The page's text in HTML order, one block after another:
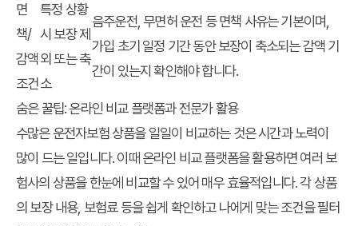
면
책/
감액
조건
특정 상황
시 보장 제
외 또는 축
소
음주운전, 무면허 운전 등 면책 사유는 기본이며,
가입 초기 일정 기간 동안 보장이 축소되는 감액 기
간이 있는지 확인해야 합니다.
숨은 꿀팁: 온라인 비교 플랫폼과 전문가 활용
수많은 운전자보험 상품을 일일이 비교하는 것은 시간과 노력이
많이 드는 일입니다. 이때 온라인 비교 플랫폼을 활용하면 여러 보
험사의 상품을 한눈에 비교할 수 있어 매우 효율적입니다. 각 상품
의 보장 내용, 보험료 등을 쉽게 확인하고 나에게 맞는 조건을 필터